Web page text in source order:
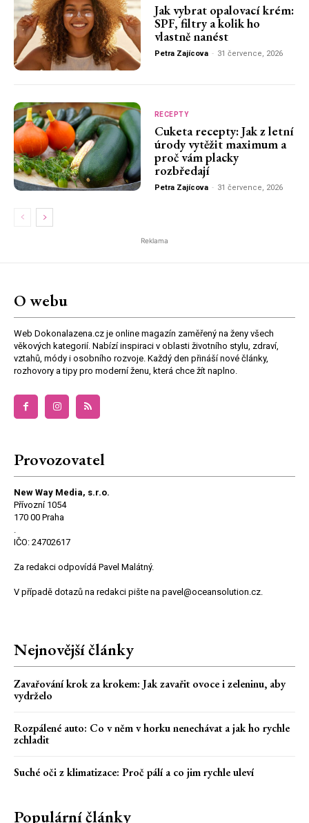
Jak vybrat opalovací krém:
SPF, filtry a kolik ho
vlastně nanést
Petra Zajícova - 31 července, 2026
RECEPTY
Cuketa recepty: Jak z letní
úrody vytěžit maximum a
proč vám placky
rozbředají
Petra Zajícova - 31 července, 2026
Reklama
O webu
Web Dokonalazena.cz je online magazín zaměřený na ženy všech
věkových kategorií. Nabízí inspiraci v oblasti životního stylu, zdraví,
vztahů, módy i osobního rozvoje. Každý den přináší nové články,
rozhovory a tipy pro moderní ženu, která chce žít naplno.
Provozovatel
New Way Media, s.r.o.
Přívozní 1054
170 00 Praha
.
IČO: 24702617
Za redakci odpovídá Pavel Malátný.
V případě dotazů na redakci pište na pavel@oceansolution.cz.
Nejnovější články
Zavařování krok za krokem: Jak zavařit ovoce i zeleninu, aby
vydrželo
Rozpálené auto: Co v něm v horku nenechávat a jak ho rychle
zchladit
Suché oči z klimatizace: Proč pálí a co jim rychle uleví
Populární články